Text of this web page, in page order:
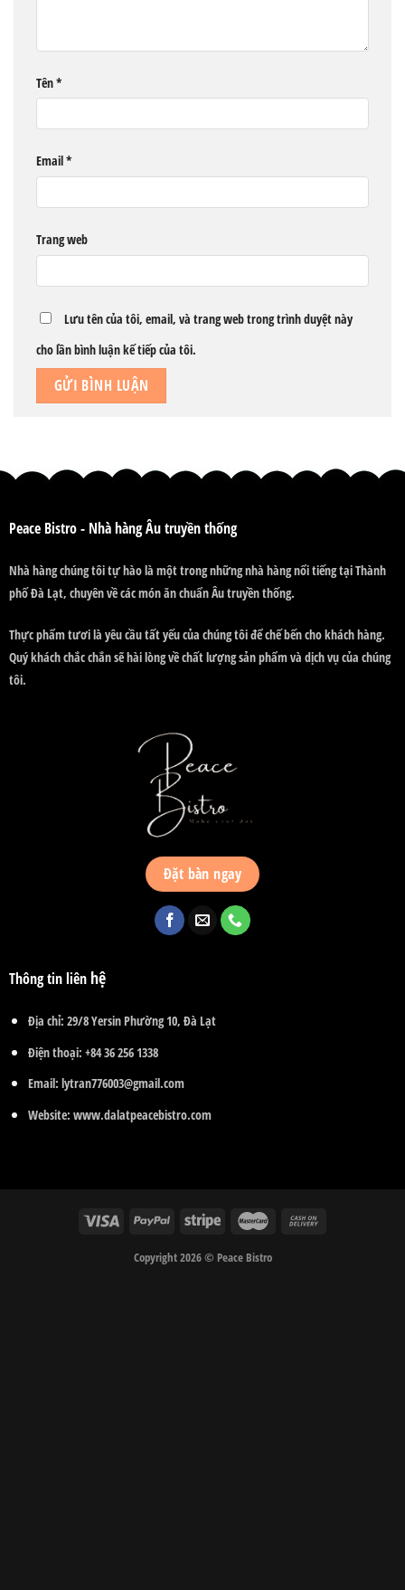
Tên*
Email*
Trang web
Lưu tên của tôi, email, và trang web trong trình duyệt này
cho lần bình luận kế tiếp của tôi.
Peace Bistro - Nhà hàng Âu truyền thống
Nhà hàng chúng tôi tự hào là một trong những nhà hàng nổi tiếng tại Thành
phố Đà Lạt, chuyên về các món ăn chuẩn Âu truyền thống.
Thực phẩm tươi là yêu cầu tất yếu của chúng tôi để chế bến cho khách hàng.
Quý khách chắc chắn sẽ hài lòng về chất lượng sản phẩm và dịch vụ của chúng
tôi.
Đặt bàn ngay
Thông tin liên hệ
Địa chỉ: 29/8 Yersin Phường 10, Đà Lạt
Điện thoại: +84 36 256 1338
Email: lytran776003@gmail.com
Website: www.dalatpeacebistro.com
Copyright 2026 © Peace Bistro